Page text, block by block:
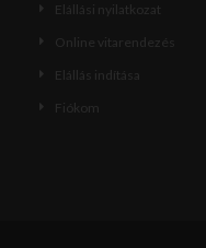
Elállási nyilatkozat
Online vitarendezés
Elállás indítása
Fiókom